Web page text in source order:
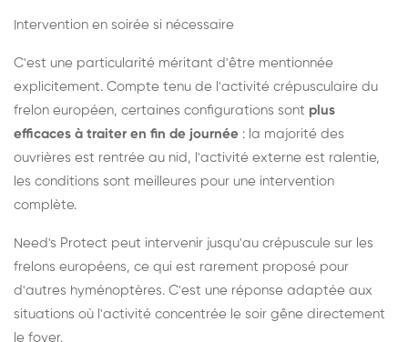
Intervention en soirée si nécessaire
C'est une particularité méritant d'être mentionnée
explicitement. Compte tenu de l'activité crépusculaire du
frelon européen, certaines configurations sont plus
efficaces à traiter en fin de journée : la majorité des
ouvrières est rentrée au nid, l'activité externe est ralentie,
les conditions sont meilleures pour une intervention
complète.
Need's Protect peut intervenir jusqu'au crépuscule sur les
frelons européens, ce qui est rarement proposé pour
d'autres hyménoptères. C'est une réponse adaptée aux
situations où l'activité concentrée le soir gêne directement
le foyer.